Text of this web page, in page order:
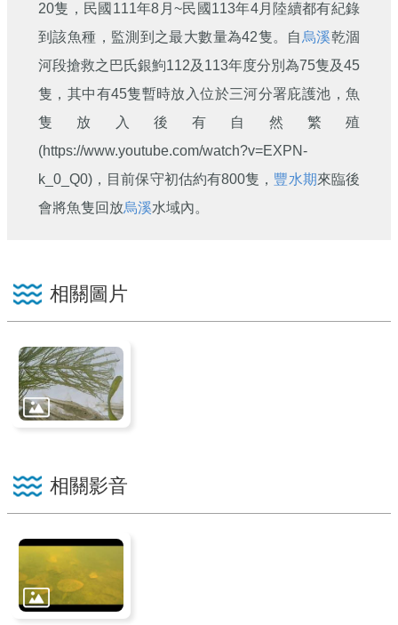
20隻，民國111年8月~民國113年4月陸續都有紀錄
到該魚種，監測到之最大數量為42隻。自 烏溪乾涸
河段搶救之巴氏銀鮈112及113年度分別為75隻及45
隻，其中有45隻暫時放入位於三河分署庇護池，魚
隻放入後有自然繁殖
(https://www.youtube.com/watch?v=EXPN-
k_0_Q0)，目前保守初估約有800隻， 豐水期來臨後
會將魚隻回放烏溪水域內。
相關圖片
相關影音